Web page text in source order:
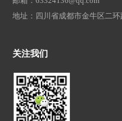
地址：四川省成都市金牛区二
关注我们